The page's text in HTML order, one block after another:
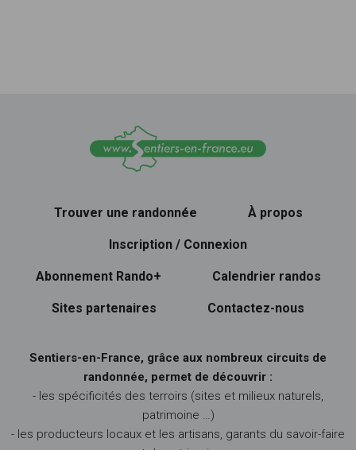
Trouver une randonnée À propos
Inscription / Connexion
Abonnement Rando+ Calendrier randos
Sites partenaires Contactez-nous
Sentiers-en-France, grâce aux nombreux circuits de
randonnée, permet de découvrir :
- les spécificités des terroirs (sites et milieux naturels,
patrimoine …)
- les producteurs locaux et les artisans, garants du savoir-faire